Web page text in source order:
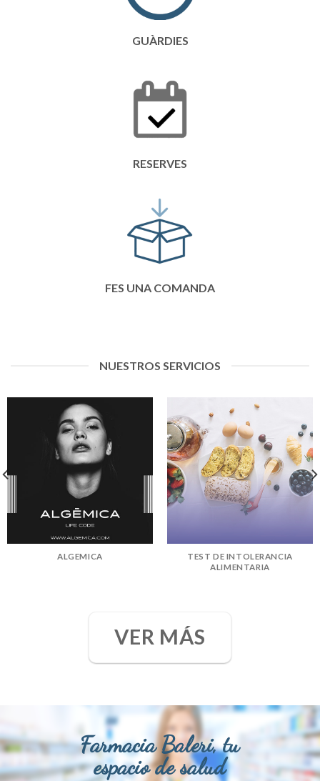
GUÀRDIES
RESERVES
FES UNA COMANDA
NUESTROS SERVICIOS
ALGEMICA
TEST DE INTOLERANCIA
ALIMENTARIA
VER MÁS
Farmacia Baleri, tu
espacio de salud